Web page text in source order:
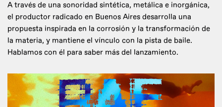
A través de una sonoridad sintética, metálica e inorgánica,
el productor radicado en Buenos Aires desarrolla una
propuesta inspirada en la corrosión y la transformación de
la materia, y mantiene el vínculo con la pista de baile.
Hablamos con él para saber más del lanzamiento.